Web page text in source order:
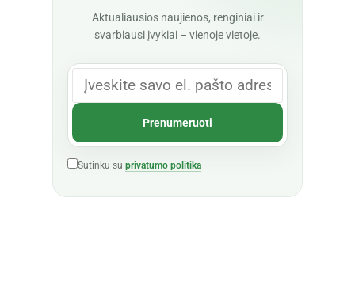
Aktualiausios naujienos, renginiai ir
svarbiausi įvykiai – vienoje vietoje.
Sutinku su privatumo politika